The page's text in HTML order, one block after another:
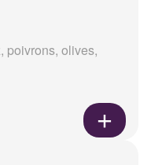
poivrons, olives,